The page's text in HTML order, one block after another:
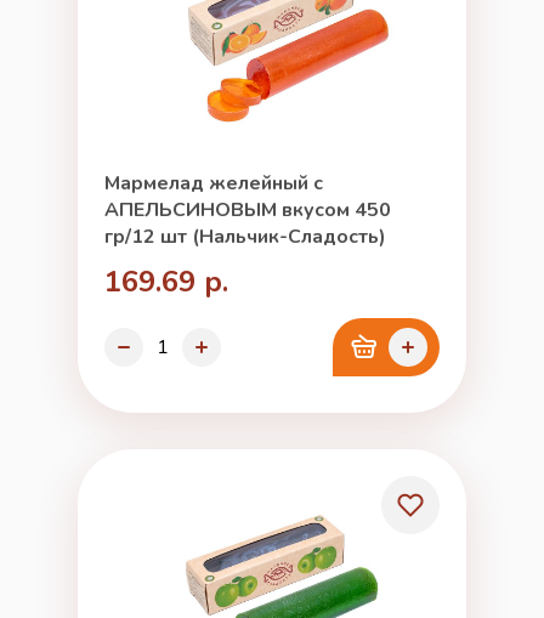
Мармелад желейный с
АПЕЛЬСИНОВЫМ вкусом 450
гр/12 шт (Нальчик-Сладость)
169.69 р.